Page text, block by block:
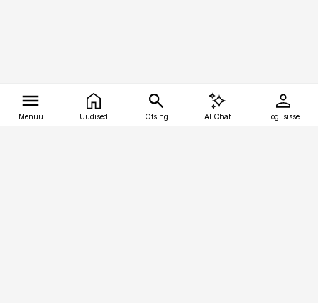
Menüü Uudised Otsing AI Chat Logi sisse